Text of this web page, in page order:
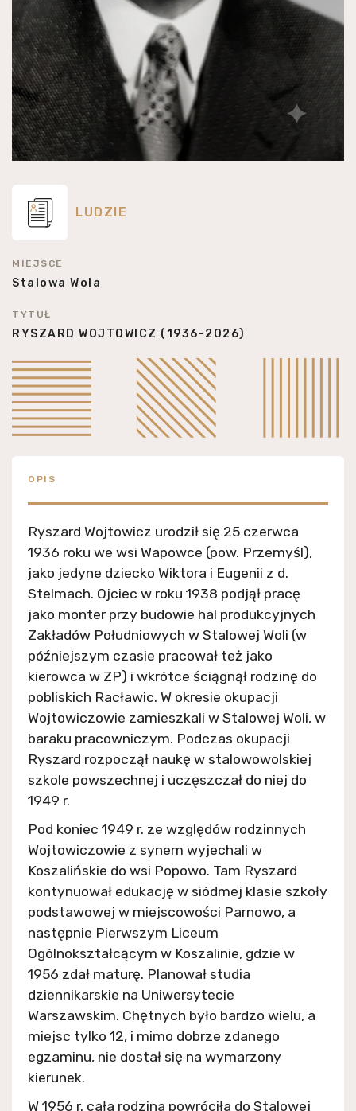
LUDZIE
MIEJSCE
Stalowa Wola
TYTUŁ
RYSZARD WOJTOWICZ (1936-2026)
OPIS
Ryszard Wojtowicz urodził się 25 czerwca
1936 roku we wsi Wapowce (pow. Przemyśl),
jako jedyne dziecko Wiktora i Eugenii z d.
Stelmach. Ojciec w roku 1938 podjął pracę
jako monter przy budowie hal produkcyjnych
Zakładów Południowych w Stalowej Woli (w
późniejszym czasie pracował też jako
kierowca w ZP) i wkrótce ściągnął rodzinę do
pobliskich Racławic. W okresie okupacji
Wojtowiczowie zamieszkali w Stalowej Woli, w
baraku pracowniczym. Podczas okupacji
Ryszard rozpoczął naukę w stalowowolskiej
szkole powszechnej i uczęszczał do niej do
1949 r.
Pod koniec 1949 r. ze względów rodzinnych
Wojtowiczowie z synem wyjechali w
Koszalińskie do wsi Popowo. Tam Ryszard
kontynuował edukację w siódmej klasie szkoły
podstawowej w miejscowości Parnowo, a
następnie Pierwszym Liceum
Ogólnokształcącym w Koszalinie, gdzie w
1956 zdał maturę. Planował studia
dziennikarskie na Uniwersytecie
Warszawskim. Chętnych było bardzo wielu, a
miejsc tylko 12, i mimo dobrze zdanego
egzaminu, nie dostał się na wymarzony
kierunek.
W 1956 r. cała rodzina powróciła do Stalowej